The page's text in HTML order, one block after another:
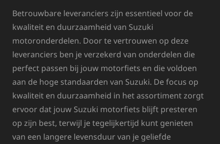
Betrouwbare leveranciers zijn essentieel voor de
kwaliteit en duurzaamheid van Suzuki
motoronderdelen. Door te vertrouwen op deze
leveranciers ben je verzekerd van onderdelen die
perfect passen bij jouw motorfiets en die voldoen
aan de hoge standaarden van Suzuki. De focus op
kwaliteit en duurzaamheid in het assortiment zorgt
ervoor dat jouw Suzuki motorfiets blijft presteren
op zijn best, terwijl je tegelijkertijd kunt genieten
van een langere levensduur van je geliefde